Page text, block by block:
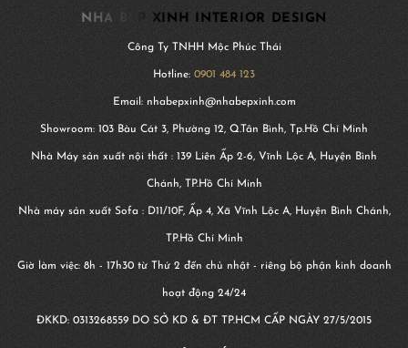
NHA BEP XINH INTERIOR DESIGN
Công Ty TNHH Mộc Phúc Thái
Hotline: 0901 484 123
Email: nhabepxinh@nhabepxinh.com
Showroom: 103 Bàu Cát 3, Phường 12, Q.Tân Bình, Tp.Hồ Chí Minh
Nhà Máy sản xuất nội thất : 139 Liên Ấp 2-6, Vĩnh Lộc A, Huyện Bình
Chánh, TP.Hồ Chí Minh
Nhà máy sản xuất Sofa : D11/10F, Ấp 4, Xã Vĩnh Lộc A, Huyện Bình Chánh,
TP.Hồ Chí Minh
Giờ làm việc: 8h - 17h30 từ Thứ 2 đến chủ nhật - riêng bộ phận kinh doanh
hoạt động 24/24
ĐKKD: 0313268559 DO SỞ KD & ĐT TP.HCM CẤP NGÀY 27/5/2015